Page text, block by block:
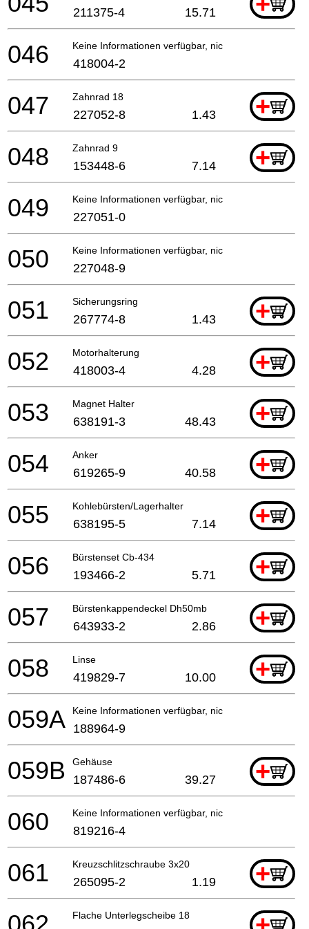
211375-4 15.71
Keine Informationen verfügbar, nicht bestellbar
046 418004-2
Zahnrad 18 +
047 227052-8 1.43
Zahnrad 9 +
048 153448-6 7.14
Keine Informationen verfügbar, nicht bestellbar
049 227051-0
Keine Informationen verfügbar, nicht bestellbar
050 227048-9
Sicherungsring +
051 267774-8 1.43
Motorhalterung +
052 418003-4 4.28
Magnet Halter +
053 638191-3 48.43
Anker +
054 619265-9 40.58
Kohlebürsten/Lagerhalter +
055 638195-5 7.14
Bürstenset Cb-434 +
056 193466-2 5.71
Bürstenkappendeckel Dh50mb +
057 643933-2 2.86
Linse +
058 419829-7 10.00
Keine Informationen verfügbar, nicht bestellbar
059A 188964-9
Gehäuse +
059B 187486-6 39.27
Keine Informationen verfügbar, nicht bestellbar
060 819216-4
Kreuzschlitzschraube 3x20 +
061 265095-2 1.19
Flache Unterlegscheibe 18